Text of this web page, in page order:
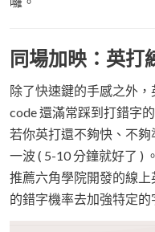
同場加映：英打
除了快速鍵的手感之外
code 還滿常踩到打錯字的
若你英打還不夠快、不
一波 ( 5-10 分鐘就好了 ) 。
推薦六角學院開發的線上
的錯字機率去加強特定的